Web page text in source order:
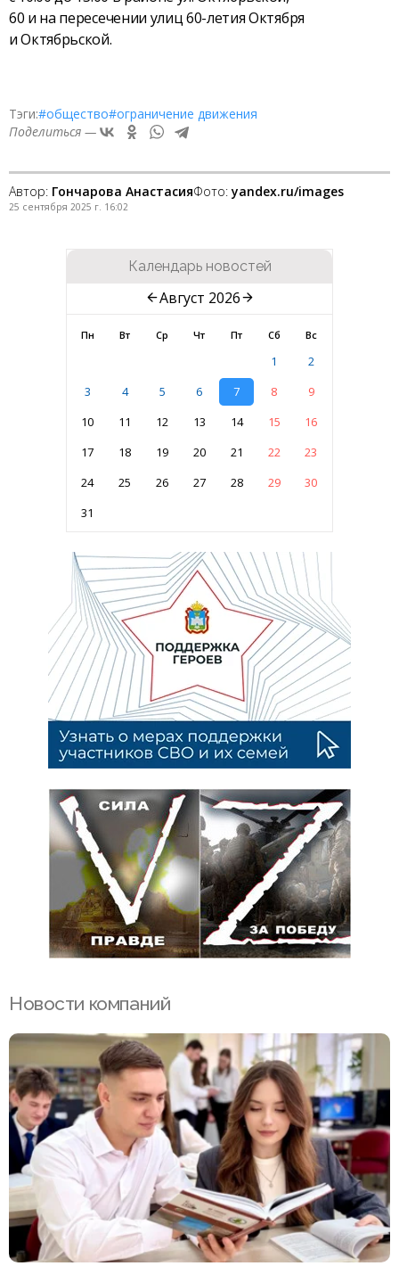
60 и на пересечении улиц 60-летия Октября
и Октябрьской.
Тэги:#общество#ограничение движения
Поделиться —
Автор: Гончарова АнастасияФото: yandex.ru/images
25 сентября 2025 г. 16:02
Календарь новостей
Август 2026
Пн Вт Ср Чт Пт Сб Вс
1
2
3
4 5 6 7 8
9
10
11 12 13 14 15
16
17
18 19 20 21 22
23
24
25 26 27 28 29
30
31
Новости компаний